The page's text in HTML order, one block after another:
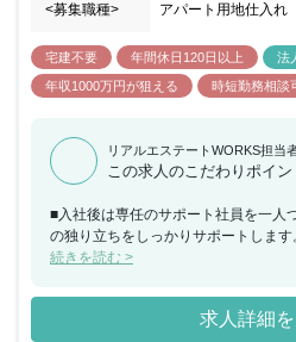
<募集職種> アパート用地仕入れ
宅建不要 年間休日120日以上
法
年収1000万円が狙える
時短勤務相談
リアルエステートWORKS担当
この求人のこだわりポイン
■入社後は専任のサポート社員を一人つけ、 その先輩社員
の独り立ちをしっかりサポートします
続きを読む >
求人詳細